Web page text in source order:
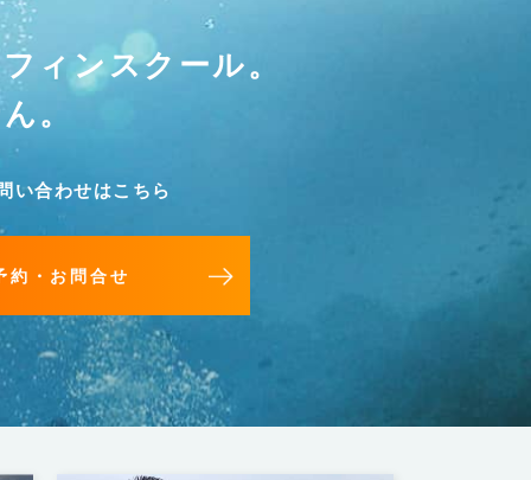
ィンスクール。
。
い合わせはこちら
約・お問合せ